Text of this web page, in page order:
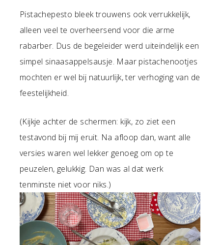
Pistachepesto bleek trouwens ook verrukkelijk,
alleen veel te overheersend voor die arme
rabarber. Dus de begeleider werd uiteindelijk een
simpel sinaasappelsausje. Maar pistachenootjes
mochten er wel bij natuurlijk, ter verhoging van de
feestelijkheid.
(Kijkje achter de schermen: kijk, zo ziet een
testavond bij mij eruit. Na afloop dan, want alle
versies waren wel lekker genoeg om op te
peuzelen, gelukkig. Dan was al dat werk
tenminste niet voor niks.)